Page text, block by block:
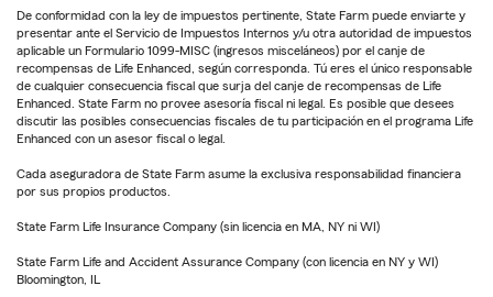
De conformidad con la ley de impuestos pertinente, State Farm puede enviarte y
presentar ante el Servicio de Impuestos Internos y/u otra autoridad de impuestos
aplicable un Formulario 1099-MISC (ingresos misceláneos) por el canje de
recompensas de Life Enhanced, según corresponda. Tú eres el único responsable
de cualquier consecuencia fiscal que surja del canje de recompensas de Life
Enhanced. State Farm no provee asesoría fiscal ni legal. Es posible que desees
discutir las posibles consecuencias fiscales de tu participación en el programa Life
Enhanced con un asesor fiscal o legal.
Cada aseguradora de State Farm asume la exclusiva responsabilidad financiera
por sus propios productos.
State Farm Life Insurance Company (sin licencia en MA, NY ni WI)
State Farm Life and Accident Assurance Company (con licencia en NY y WI)
Bloomington, IL